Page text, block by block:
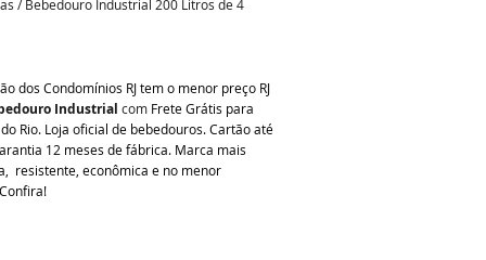
/ Bebedouro Industrial 200 Litros de 4
dos Condomínios RJ tem o menor preço RJ
Industrial com Frete Grátis para
Rio. Loja oficial de bebedouros. Cartão até
12 meses de fábrica. Marca mais
resistente, econômica e no menor
Confira!